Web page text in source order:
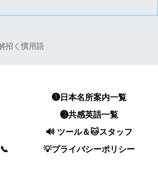
招く慣用語
❶日本名所案内一覧
❸共感英語一覧
🔊 ツール＆🐱スタッフ
💡プライバシーポリシー